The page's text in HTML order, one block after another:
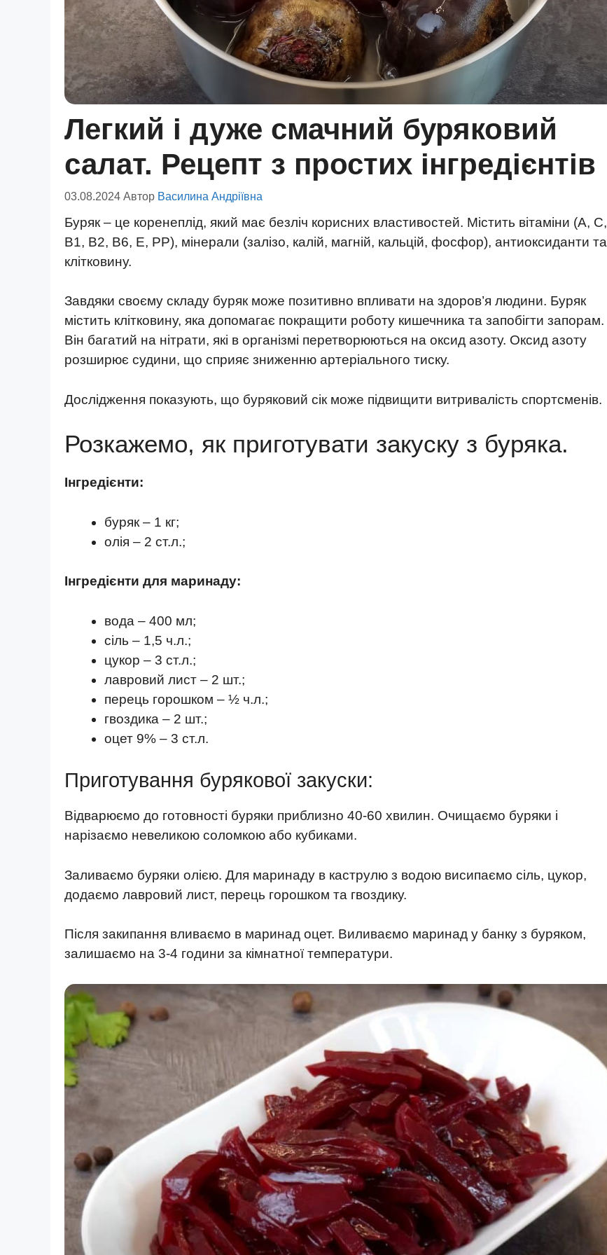
Легкий і дуже смачний буряковий
салат. Рецепт з простих інгредієнтів
03.08.2024 Автор Василина Андріївна
Буряк – це коренеплід, який має безліч корисних властивостей. Містить вітаміни (A, C,
B1, B2, B6, E, PP), мінерали (залізо, калій, магній, кальцій, фосфор), антиоксиданти та
клітковину.
Завдяки своєму складу буряк може позитивно впливати на здоров’я людини. Буряк
містить клітковину, яка допомагає покращити роботу кишечника та запобігти запорам.
Він багатий на нітрати, які в організмі перетворюються на оксид азоту. Оксид азоту
розширює судини, що сприяє зниженню артеріального тиску.
Дослідження показують, що буряковий сік може підвищити витривалість спортсменів.
Розкажемо, як приготувати закуску з буряка.
Інгредієнти:
буряк – 1 кг;
олія – 2 ст.л.;
Інгредієнти для маринаду:
вода – 400 мл;
сіль – 1,5 ч.л.;
цукор – 3 ст.л.;
лавровий лист – 2 шт.;
перець горошком – ½ ч.л.;
гвоздика – 2 шт.;
оцет 9% – 3 ст.л.
Приготування бурякової закуски:
Відварюємо до готовності буряки приблизно 40-60 хвилин. Очищаємо буряки і
нарізаємо невеликою соломкою або кубиками.
Заливаємо буряки олією. Для маринаду в каструлю з водою висипаємо сіль, цукор,
додаємо лавровий лист, перець горошком та гвоздику.
Після закипання вливаємо в маринад оцет. Виливаємо маринад у банку з буряком,
залишаємо на 3-4 години за кімнатної температури.